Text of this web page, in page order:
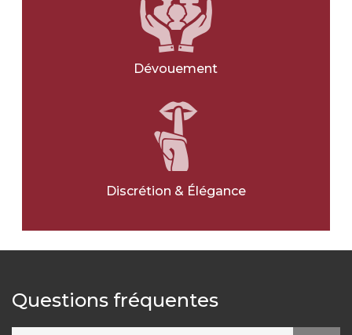
Dévouement
Discrétion & Élégance
Questions fréquentes